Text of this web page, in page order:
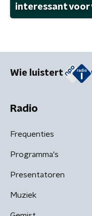
interessant
Wie luistert
Radio
Frequenties
Programma's
Presentatoren
Muziek